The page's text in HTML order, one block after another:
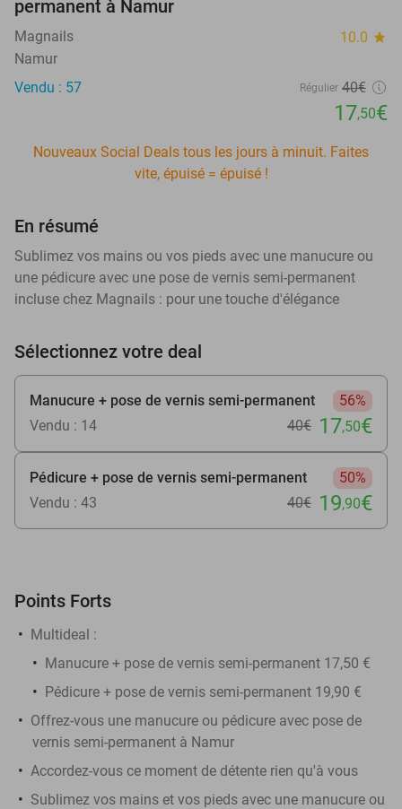
permanent à Namur
Magnails 10.0 star
Namur
Vendu : 57
Régulier 40€
17,50€
Nouveaux Social Deals tous les jours à minuit. Faites
vite, épuisé = épuisé !
En résumé
Sublimez vos mains ou vos pieds avec une manucure ou
une pédicure avec une pose de vernis semi-permanent
incluse chez Magnails : pour une touche d'élégance
Sélectionnez votre deal
Manucure + pose de vernis semi-permanent
56%
Vendu : 14
40€ 17,50€
Pédicure + pose de vernis semi-permanent
50%
Vendu : 43
40€ 19,90€
Points Forts
Multideal :
Manucure + pose de vernis semi-permanent 17,50 €
Pédicure + pose de vernis semi-permanent 19,90 €
Offrez-vous une manucure ou pédicure avec pose de
vernis semi-permanent à Namur
Accordez-vous ce moment de détente rien qu'à vous
Sublimez vos mains et vos pieds avec une manucure ou